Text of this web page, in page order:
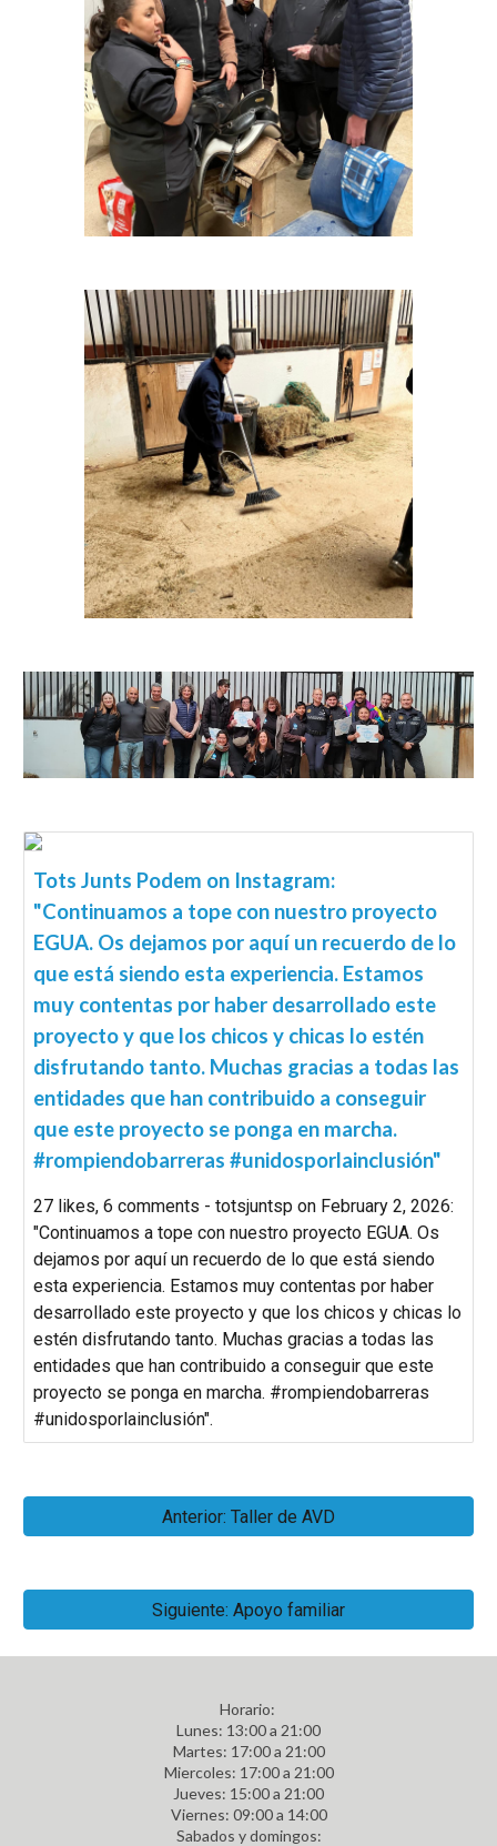
Tots Junts Podem on Instagram:
"Continuamos a tope con nuestro proyecto
EGUA. Os dejamos por aquí un recuerdo de lo
que está siendo esta experiencia. Estamos
muy contentas por haber desarrollado este
proyecto y que los chicos y chicas lo estén
disfrutando tanto. Muchas gracias a todas las
entidades que han contribuido a conseguir
que este proyecto se ponga en marcha.
#rompiendobarreras #unidosporlainclusión"
27 likes, 6 comments - totsjuntsp on February 2, 2026:
"Continuamos a tope con nuestro proyecto EGUA. Os
dejamos por aquí un recuerdo de lo que está siendo
esta experiencia. Estamos muy contentas por haber
desarrollado este proyecto y que los chicos y chicas lo
estén disfrutando tanto. Muchas gracias a todas las
entidades que han contribuido a conseguir que este
proyecto se ponga en marcha. #rompiendobarreras
#unidosporlainclusión".
Anterior: Taller de AVD
Siguiente: Apoyo familiar
Horario:
L unes: 13:00 a 21:00
Martes: 17:00 a 21:00
Miercoles: 17:00 a 21:00
Jueves: 15:00 a 21:00
Viernes: 09:00 a 14:00
Sabados y domingos: